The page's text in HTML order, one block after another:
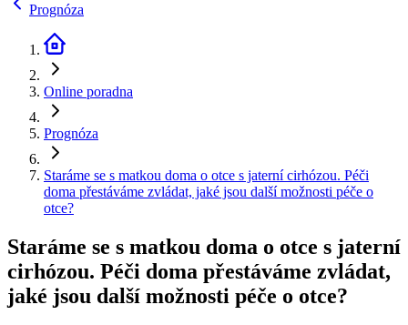
Prognóza
Online poradna
Prognóza
Staráme se s matkou doma o otce s jaterní cirhózou. Péči
doma přestáváme zvládat, jaké jsou další možnosti péče o
otce?
Staráme se s matkou doma o otce s jaterní
cirhózou. Péči doma přestáváme zvládat,
jaké jsou další možnosti péče o otce?